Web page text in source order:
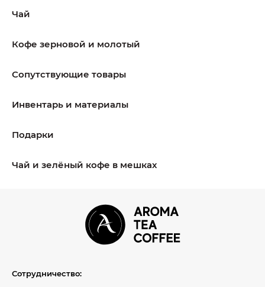
Чай
Кофе зерновой и молотый
Сопутствующие товары
Инвентарь и материалы
Подарки
Чай и зелёный кофе в мешках
Сотрудничество: